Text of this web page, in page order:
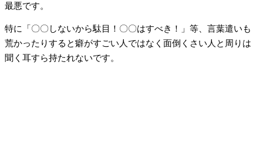
最悪です。
特に「〇〇しないから駄目！〇〇はすべき！」等、言葉遣いも
荒かったりすると癖がすごい人ではなく面倒くさい人と周りは
聞く耳すら持たれないです。